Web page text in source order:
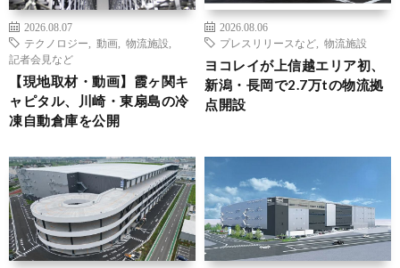
2026.08.07
テクノロジー
動画 物流施設
記者会見など
【現地取材・動画】霞ヶ関キ
ャピタル、川崎・東扇島の冷
凍自動倉庫を公開
2026.08.06
プレスリリースなど
物流施設
ヨコレイが上信越エリア初、
新潟・長岡で2.7万tの物流拠
点開設